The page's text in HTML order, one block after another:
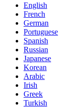
English
French
German
Portuguese
Spanish
Russian
Japanese
Korean
Arabic
Irish
Greek
Turkish